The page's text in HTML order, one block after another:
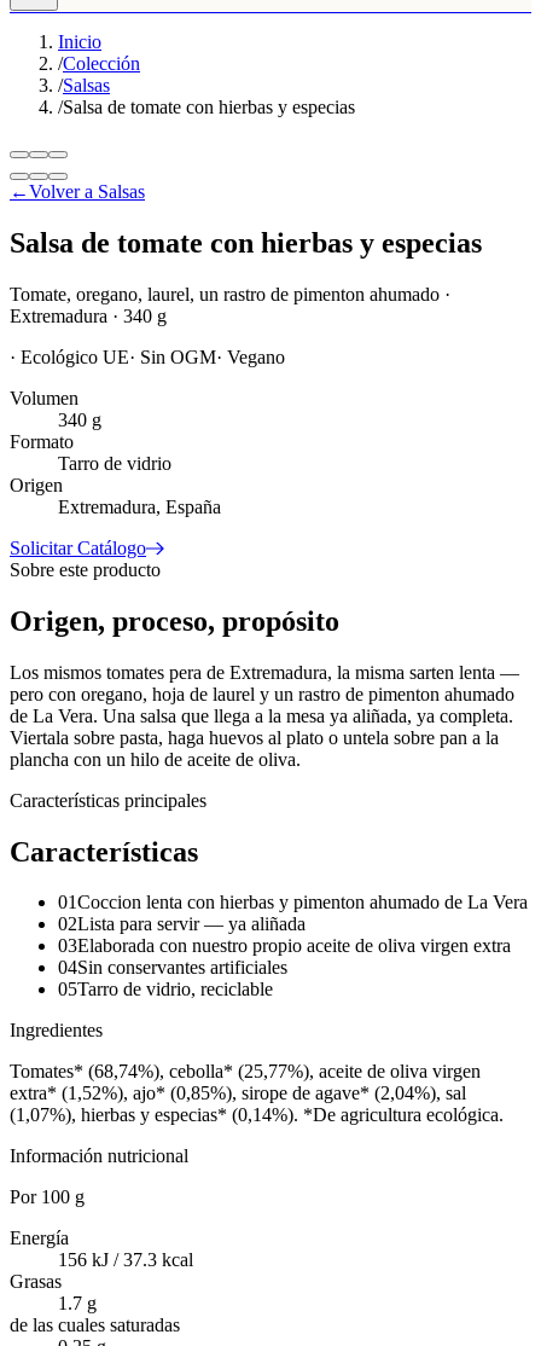
Inicio
/Colección
/Salsas
/Salsa de tomate con hierbas y especias
←Volver a Salsas
Salsa de tomate con hierbas y especias
Tomate, oregano, laurel, un rastro de pimenton ahumado ·
Extremadura · 340 g
· Ecológico UE· Sin OGM· Vegano
Volumen
340 g
Formato
Tarro de vidrio
Origen
Extremadura, España
Solicitar Catálogo
Sobre este producto
Origen, proceso, propósito
Los mismos tomates pera de Extremadura, la misma sarten lenta —
pero con oregano, hoja de laurel y un rastro de pimenton ahumado
de La Vera. Una salsa que llega a la mesa ya aliñada, ya completa.
Viertala sobre pasta, haga huevos al plato o untela sobre pan a la
plancha con un hilo de aceite de oliva.
Características principales
Características
01Coccion lenta con hierbas y pimenton ahumado de La Vera
02Lista para servir — ya aliñada
03Elaborada con nuestro propio aceite de oliva virgen extra
04Sin conservantes artificiales
05Tarro de vidrio, reciclable
Ingredientes
Tomates* (68,74%), cebolla* (25,77%), aceite de oliva virgen
extra* (1,52%), ajo* (0,85%), sirope de agave* (2,04%), sal
(1,07%), hierbas y especias* (0,14%). *De agricultura ecológica.
Información nutricional
Por 100 g
Energía
156 kJ / 37.3 kcal
Grasas
1.7 g
de las cuales saturadas